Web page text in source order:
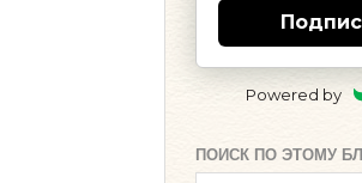
Powered by
ПОИСК ПО ЭТОМУ